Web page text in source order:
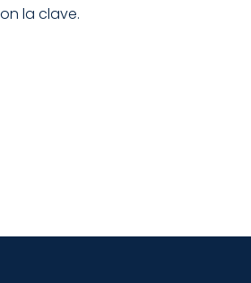
la clave.